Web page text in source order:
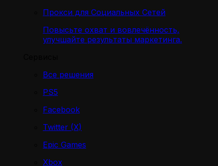
Прокси для Социальных Сетей
Повысьте охват и вовлечённость,
улучшайте результаты маркетинга.
Все решения
PS5
Facebook
Twitter (X)
Epic Games
Xbox